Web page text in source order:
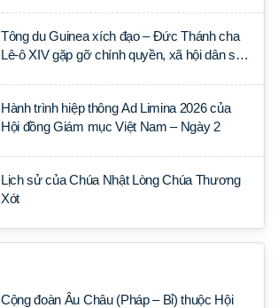
Tông du Guinea xích đạo – Đức Thánh cha
Lê-ô XIV gặp gỡ chính quyền, xã hội dân sự
Hành trình hiệp thông Ad Limina 2026 của
Hội đồng Giám mục Việt Nam – Ngày 2
Lịch sử của Chúa Nhật Lòng Chúa Thương
Xót
Cộng đoàn Âu Châu (Pháp – Bỉ) thuộc Hội